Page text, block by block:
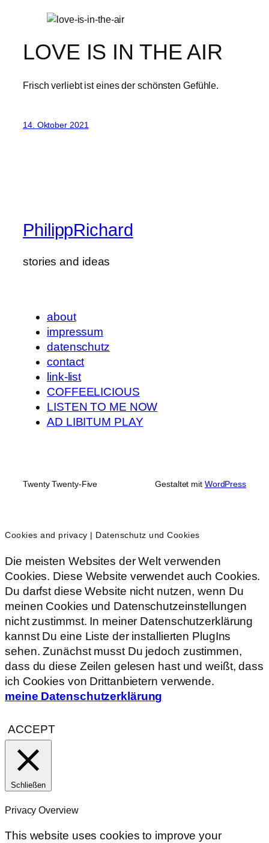
LOVE IS IN THE AIR
Frisch verliebt ist eines der schönsten Gefühle.
14. Oktober 2021
PhilippRichard
stories and ideas
about
impressum
datenschutz
contact
link-list
COFFEELICIOUS
LISTEN TO ME NOW
AD LIBITUM PLAY
Twenty Twenty-Five Gestaltet mit WordPress
Cookies and privacy | Datenschutz und Cookies
Die meisten Websites der Welt verwenden
Cookies. Diese Website verwendet auch Cookies.
Du darfst diese Website nicht nutzen, wenn Du
meinen Cookies und Datenschutzeinstellungen
nicht zustimmst. In meiner Datenschutzerklärung
kannst Du eine Liste der installierten PlugIns
sehen. Zunächst musst Du jedoch zustimmen,
dass du diese Zeilen gelesen hast und weißt, dass
ich Cookies von Drittanbietern verwende.
meine Datenschutzerklärung
ACCEPT
Schließen
Privacy Overview
This website uses cookies to improve your